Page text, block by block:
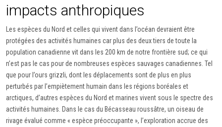
impacts anthropiques
Les espèces du Nord et celles qui vivent dans l’océan devraient être
protégées des activités humaines car plus des deux tiers de toute la
population canadienne vit dans les 200 km de notre frontière sud; ce qui
n’est pas le cas pour de nombreuses espèces sauvages canadiennes. Tel
que pour l’ours grizzli, dont les déplacements sont de plus en plus
perturbés par l’empiètement humain dans les régions boréales et
arctiques, d’autres espèces du Nord et marines vivent sous le spectre des
activités humaines. Dans le cas du Bécasseau roussâtre, un oiseau de
rivage évalué comme « espèce préoccupante », l’exploration accrue des